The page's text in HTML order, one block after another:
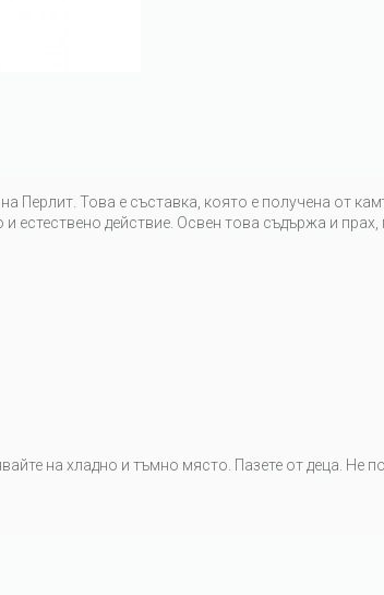
на Перлит. Това е съставка, която е получена от
действие. Освен това съдържа и
на хладно и тъмно място. Пазете от деца. Не